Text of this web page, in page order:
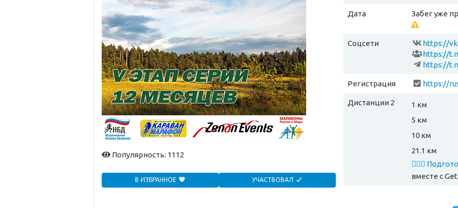
Популярность: 1112
В ИЗБРАННОЕ УЧАСТВОВАЛ
Дата Забег уже
Соцсети
https://
https://
https://
Регистрация
Дистанции 2
1 км
5 км
10 км
21.1 км
🏃🏻‍♂️
вместе с